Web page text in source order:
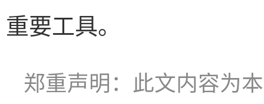
重要工具。
郑重声明：此文内容为